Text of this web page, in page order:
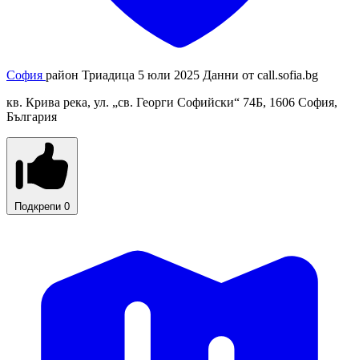
София район Триадица 5 юли 2025 Данни от call.sofia.bg
кв. Крива река, ул. „св. Георги Софийски“ 74Б, 1606 София,
България
Подкрепи 0